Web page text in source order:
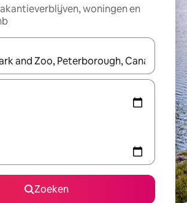
woningen en
beschikbaar zijn, maak je een
Zoeken